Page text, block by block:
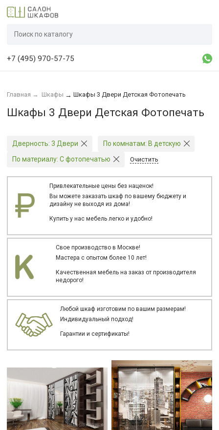
+7 (495) 970-57-75
Главная → Шкафы → Шкафы 3 Двери Детская Фотопечать
Шкафы 3 Двери Детская Фотопечать
Дверность: 3 Двери По комнатам: В детскую
По материалу: С фотопечатью Очистить
Привлекательные цены без наценок!
Вы можете заказать шкаф по вашему бюджету и
дизайну не выходя из дома!
Купить у нас мебель легко и удобно!
Свое производство в Москве!
Мастера с опытом более 10 лет!
Качественная мебель на заказ от производителя
недорого!
Любой шкаф изготовим по вашим размерам!
Индивидуальный подход!
Гарантии и сертификаты!